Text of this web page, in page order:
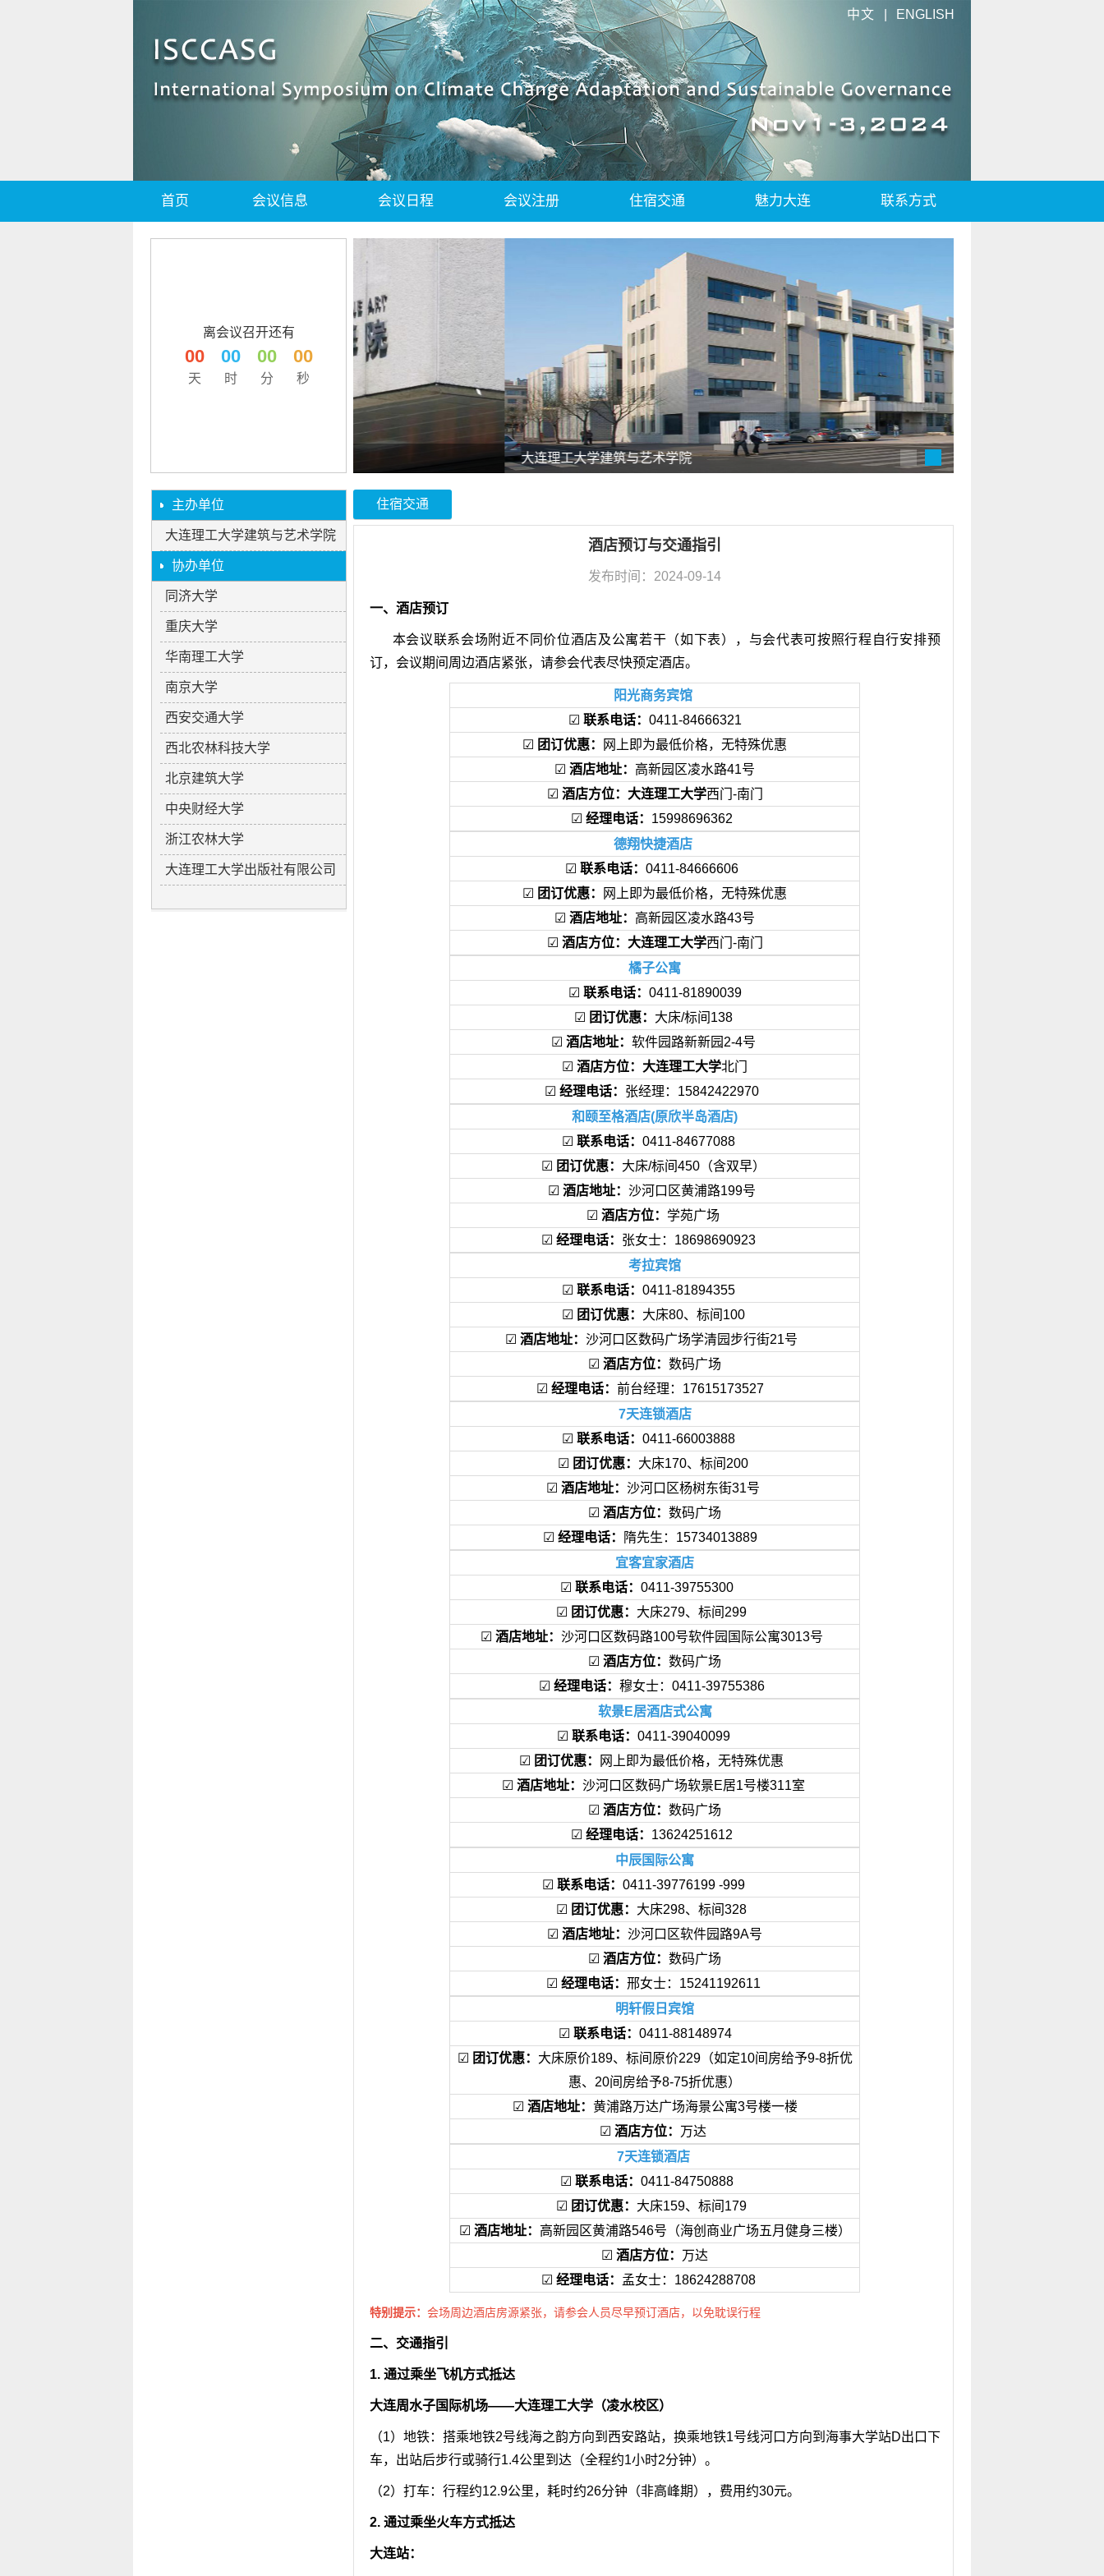
中文 ENGLISH
首页 会议信息 会议日程 会议注册 住宿交通 魅力大连 联系方式
离会议召开还有
00
天
00
时
00
分
00
秒
大连理工大学建筑与艺术学院
主办单位
大连理工大学建筑与艺术学院
协办单位
同济大学
重庆大学
华南理工大学
南京大学
西安交通大学
西北农林科技大学
北京建筑大学
中央财经大学
浙江农林大学
大连理工大学出版社有限公司
住宿交通
酒店预订与交通指引
发布时间：2024-09-14
一、酒店预订
本会议联系会场附近不同价位酒店及公寓若干（如下表），与会代表可按照行程自行安排预
订，会议期间周边酒店紧张，请参会代表尽快预定酒店。
阳光商务宾馆
☑ 联系电话： 0411-84666321
☑ 团订优惠：
网上即为最低价格，无特殊优惠
☑ 酒店地址： 高新园区凌水路41号
☑ 酒店方位：大连理工大学西门-南门
☑ 经理电话： 15998696362
德翔快捷酒店
☑ 联系电话： 0411-84666606
☑ 团订优惠：
网上即为最低价格，无特殊优惠
☑ 酒店地址： 高新园区凌水路43号
☑ 酒店方位：大连理工大学西门-南门
橘子公寓
☑ 联系电话： 0411-81890039
☑ 团订优惠： 大床/标间138
☑ 酒店地址： 软件园路新新园2-4号
☑ 酒店方位：大连理工大学北门
☑ 经理电话： 张经理：15842422970
和颐至格酒店(原欣半岛酒店)
☑ 联系电话： 0411-84677088
☑ 团订优惠： 大床/标间450（含双早）
☑ 酒店地址： 沙河口区黄浦路199号
☑ 酒店方位： 学苑广场
☑ 经理电话： 张女士：18698690923
考拉宾馆
☑ 联系电话： 0411-81894355
☑ 团订优惠： 大床80、标间100
☑ 酒店地址： 沙河口区数码广场学清园步行街21号
☑ 酒店方位： 数码广场
☑ 经理电话： 前台经理：17615173527
7天连锁酒店
☑ 联系电话： 0411-66003888
☑ 团订优惠： 大床170、标间200
☑ 酒店地址： 沙河口区杨树东街31号
☑ 酒店方位： 数码广场
☑ 经理电话：
隋先生：15734013889
宜客宜家酒店
☑ 联系电话： 0411-39755300
☑ 团订优惠： 大床279、标间299
☑ 酒店地址： 沙河口区数码路100号软件园国际公寓3013号
☑ 酒店方位： 数码广场
☑ 经理电话： 穆女士：0411-39755386
软景E居酒店式公寓
☑ 联系电话： 0411-39040099
☑ 团订优惠：
网上即为最低价格，无特殊优惠
☑ 酒店地址： 沙河口区数码广场软景E居1号楼311室
☑ 酒店方位： 数码广场
☑ 经理电话： 13624251612
中辰国际公寓
☑ 联系电话： 0411-39776199 -999
☑ 团订优惠： 大床298、标间328
☑ 酒店地址： 沙河口区软件园路9A号
☑ 酒店方位： 数码广场
☑ 经理电话： 邢女士：15241192611
明轩假日宾馆
☑ 联系电话： 0411-88148974
☑ 团订优惠： 大床原价189、标间原价229（如定10间房给予9-8折优
惠、20间房给予8-75折优惠）
☑ 酒店地址： 黄浦路万达广场海景公寓3号楼一楼
☑ 酒店方位： 万达
7天连锁酒店
☑ 联系电话： 0411-84750888
☑ 团订优惠： 大床159、标间179
☑ 酒店地址： 高新园区黄浦路546号（海创商业广场五月健身三楼）
☑ 酒店方位： 万达
☑ 经理电话： 孟女士：18624288708
特别提示： 会场周边酒店房源紧张，请参会人员尽早预订酒店，以免耽误行程
二、交通指引
1. 通过乘坐飞机方式抵达
大连周水子国际机场——大连理工大学（凌水校区）
（1）地铁：搭乘地铁2号线海之韵方向到西安路站，换乘地铁1号线河口方向到海事大学站D出口下
车，出站后步行或骑行1.4公里到达（全程约1小时2分钟）。
（2）打车：行程约12.9公里，耗时约26分钟（非高峰期），费用约30元。
2. 通过乘坐火车方式抵达
大连站：